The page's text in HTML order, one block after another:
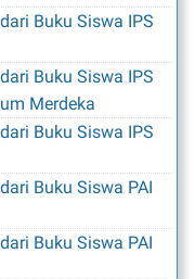
Buku Siswa IPS
Buku Siswa IPS
Merdeka
Buku Siswa IPS
Buku Siswa PAI
Buku Siswa PAI